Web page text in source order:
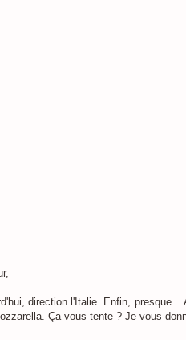
direction l'Italie. Enfin,
Ça vous tente ? Je vous